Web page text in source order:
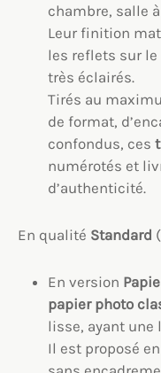
chambre, salle
Leur finition
les reflets sur
très éclairés.
Tirés au
de format,
confondus, ces
numérotés et
d’authenticité.
En qualité Standard
En version
papier photo
lisse, ayant une
Il est proposé